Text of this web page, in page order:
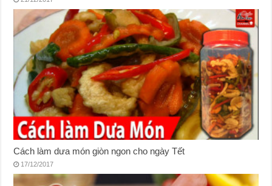
Cách làm dưa món giòn ngon cho ngày Tết
17/12/2017